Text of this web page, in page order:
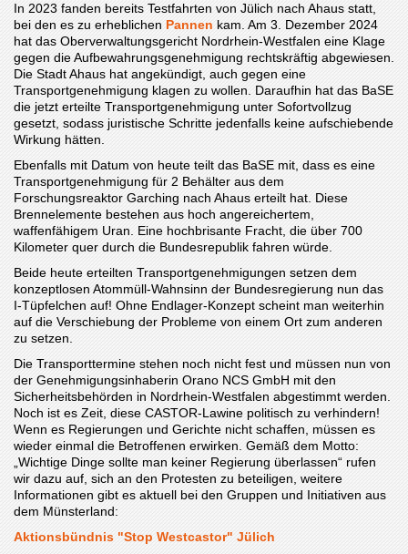
In 2023 fanden bereits Testfahrten von Jülich nach Ahaus statt,
bei den es zu erheblichen Pannen kam. Am 3. Dezember 2024
hat das Oberverwaltungsgericht Nordrhein-Westfalen eine Klage
gegen die Aufbewahrungsgenehmigung rechtskräftig abgewiesen.
Die Stadt Ahaus hat angekündigt, auch gegen eine
Transportgenehmigung klagen zu wollen. Daraufhin hat das BaSE
die jetzt erteilte Transportgenehmigung unter Sofortvollzug
gesetzt, sodass juristische Schritte jedenfalls keine aufschiebende
Wirkung hätten.
Ebenfalls mit Datum von heute teilt das BaSE mit, dass es eine
Transportgenehmigung für 2 Behälter aus dem
Forschungsreaktor Garching nach Ahaus erteilt hat. Diese
Brennelemente bestehen aus hoch angereichertem,
waffenfähigem Uran. Eine hochbrisante Fracht, die über 700
Kilometer quer durch die Bundesrepublik fahren würde.
Beide heute erteilten Transportgenehmigungen setzen dem
konzeptlosen Atommüll-Wahnsinn der Bundesregierung nun das
I-Tüpfelchen auf! Ohne Endlager-Konzept scheint man weiterhin
auf die Verschiebung der Probleme von einem Ort zum anderen
zu setzen.
Die Transporttermine stehen noch nicht fest und müssen nun von
der Genehmigungsinhaberin Orano NCS GmbH mit den
Sicherheitsbehörden in Nordrhein-Westfalen abgestimmt werden.
Noch ist es Zeit, diese CASTOR-Lawine politisch zu verhindern!
Wenn es Regierungen und Gerichte nicht schaffen, müssen es
wieder einmal die Betroffenen erwirken. Gemäß dem Motto:
„Wichtige Dinge sollte man keiner Regierung überlassen“ rufen
wir dazu auf, sich an den Protesten zu beteiligen, weitere
Informationen gibt es aktuell bei den Gruppen und Initiativen aus
dem Münsterland:
Aktionsbündnis "Stop Westcastor" Jülich